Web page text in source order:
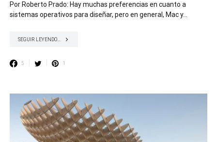
Por Roberto Prado: Hay muchas preferencias en cuanto a
sistemas operativos para diseñar, pero en general, Mac y…
SEGUIR LEYENDO...
5 1